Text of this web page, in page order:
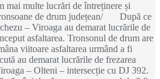
mai multe lucrări de întreținere și
de drum județean/ După ce
– Viroaga au demarat lucrările de
asfaltarea. Tronsonul de drum are
viitoare asfaltarea urmând a fi
au demarat lucrările de frezarea
– Olteni – intersecție cu DJ 392.